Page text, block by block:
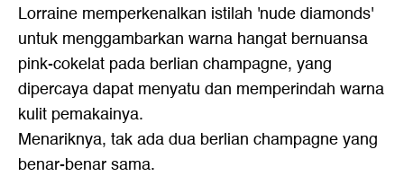
Lorraine memperkenalkan istilah 'nude diamonds'
untuk menggambarkan warna hangat bernuansa
pink-cokelat pada berlian champagne, yang
dipercaya dapat menyatu dan memperindah warna
kulit pemakainya.
Menariknya, tak ada dua berlian champagne yang
benar-benar sama.